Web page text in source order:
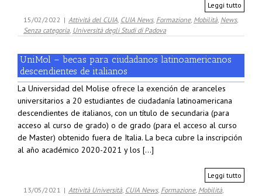
Leggi tutto
15/02/2022 | Attività del CUIA, CUIA News, Formazione, Mobilità, News,
Senza categoria, Università degli Studi di Padova
UniMol – becas para ciudadanos latinoamericanos
descendientes de italianos
La Universidad del Molise ofrece la exención de aranceles
universitarios a 20 estudiantes de ciudadanía latinoamericana
descendientes de italianos, con un título de secundaria (para
acceso al curso de grado) o de grado (para el acceso al curso
de Master) obtenido fuera de Italia. La beca cubre la inscripción
al año académico 2020-2021 y los [...]
Leggi tutto
13/05/2021 | Attività Università, CUIA News, Formazione, Mobilità,